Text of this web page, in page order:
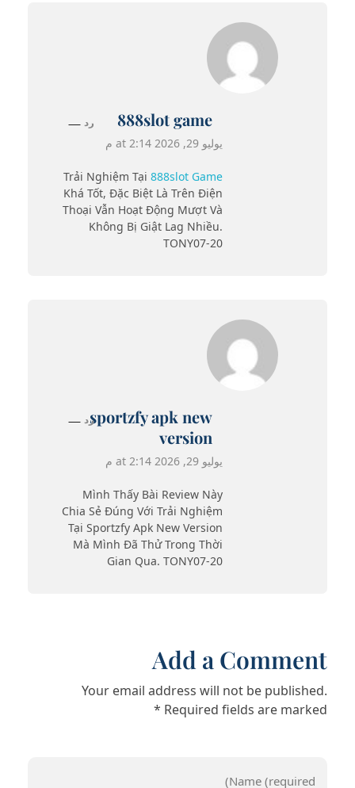
888slot game
يوليو 29, 2026 at 2:14 م
Trải Nghiệm Tại 888slot Game
Khá Tốt, Đặc Biệt Là Trên Điện
Thoại Vẫn Hoạt Động Mượt Và
Không Bị Giật Lag Nhiều.
TONY07-20
رد
sportzfy apk new
version
يوليو 29, 2026 at 2:14 م
Mình Thấy Bài Review Này
Chia Sẻ Đúng Với Trải Nghiệm
Tại Sportzfy Apk New Version
Mà Mình Đã Thử Trong Thời
Gian Qua. TONY07-20
رد
Add a Comment
Your email address will not be published.
Required fields are marked *